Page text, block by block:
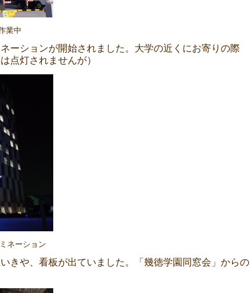
業中
ーションが開始されました。大学の近くにお寄りの際
点灯されませんが）
ネーション
きや、看板が出ていました。「幾徳学園同窓会」からの